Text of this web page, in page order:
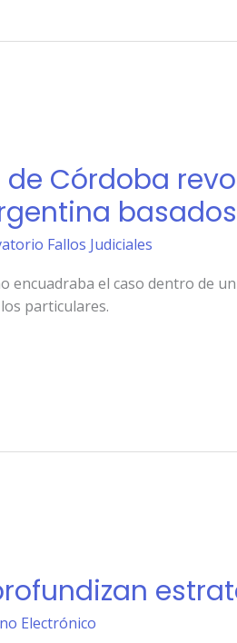
de Córdoba
Fallos Judiciales
encuadraba el caso dentro de
particulares.
Electrónico